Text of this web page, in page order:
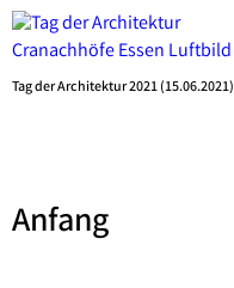
Tag der Architektur 2021 (15.06.2021)
Anfang